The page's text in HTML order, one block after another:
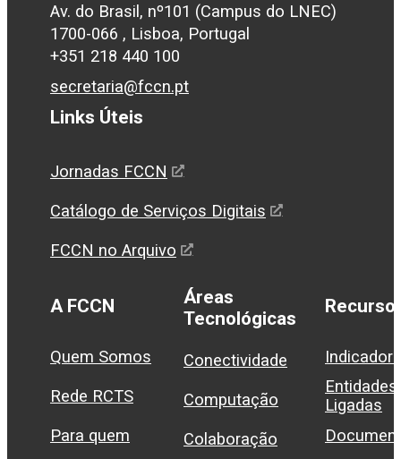
Av. do Brasil, nº101 (Campus do LNEC)
1700-066 , Lisboa, Portugal
+351 218 440 100
secretaria@fccn.pt
Links Úteis
Jornadas FCCN
Catálogo de Serviços Digitais
FCCN no Arquivo
A FCCN
Quem Somos
Rede RCTS
Para quem
Áreas
Tecnológicas
Conectividade
Computação
Colaboração
Entidades
Ligadas